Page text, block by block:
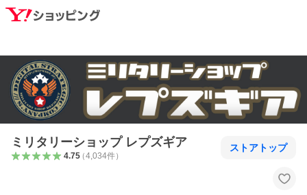
ミリタリーショップ レプズギア
4.75（4,034件）
ストアトップ